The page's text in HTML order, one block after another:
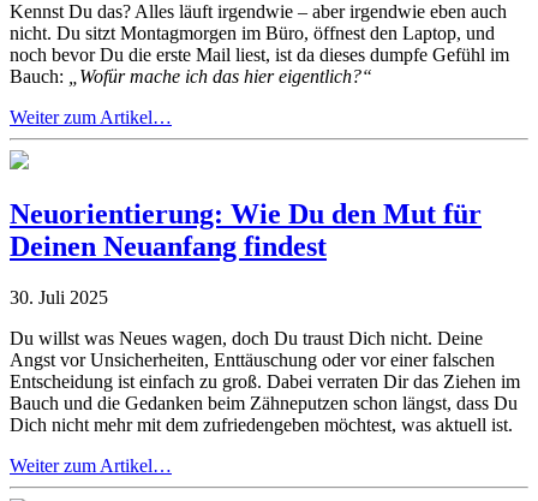
Kennst Du das? Alles läuft irgendwie – aber irgendwie eben auch
nicht. Du sitzt Montagmorgen im Büro, öffnest den Laptop, und
noch bevor Du die erste Mail liest, ist da dieses dumpfe Gefühl im
Bauch:
„Wofür mache ich das hier eigentlich?“
Weiter zum Artikel…
Neuorientierung: Wie Du den Mut für
Deinen Neuanfang findest
30. Juli 2025
Du willst was Neues wagen, doch Du traust Dich nicht. Deine
Angst vor Unsicherheiten, Enttäuschung oder vor einer falschen
Entscheidung ist einfach zu groß. Dabei verraten Dir das Ziehen im
Bauch und die Gedanken beim Zähneputzen schon längst, dass Du
Dich nicht mehr mit dem zufriedengeben möchtest, was aktuell ist.
Weiter zum Artikel…